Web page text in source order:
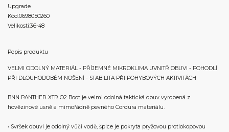
Upgrade
Kód:0698050260
Velikosti:36-48
Popis produktu
VELMI ODOLNÝ MATERIÁL - PŘÍJEMNÉ MIKROKLIMA UVNITŘ OBUVI - POHODLÍ
PŘI DLOUHODOBÉM NOŠENÍ - STABILITA PŘI POHYBOVÝCH AKTIVITÁCH
BNN PANTHER XTR O2 Boot je velmi odolná taktická obuv vyrobená z
hovězinové usně a mimořádně pevného Cordura materiálu.
• Svršek obuvi je odolný vůči vodě, špice je pokryta pryžovou protiokopovou